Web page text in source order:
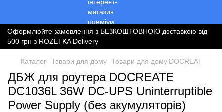
Оформлюйте замовлення з БЕЗКОШТОВНОЮ доставкою від
500 грн з ROZETKA Delivery
Каталог Товари для дому Товари для дому DOCREAT
ДБЖ для роутера DOCREATE
DC1036L 36W DC-UPS Uninterruptible
Power Supply (без акумуляторів)